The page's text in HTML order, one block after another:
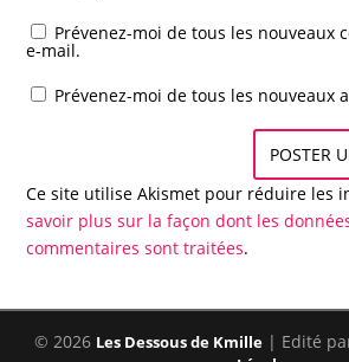
Prévenez-moi de tous les nouveaux
e-mail.
Prévenez-moi de tous les nouveaux
Ce site utilise Akismet pour réduire les
savoir plus sur la façon dont les
commentaires sont traitées.
© 2026 Les Dessous de Kmille| Edité